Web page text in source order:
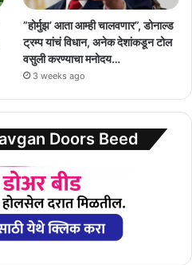
”होर्मुझ’ आता आम्ही चालवणार”, डोनाल्ड
ट्रम्प यांचं विधान, अनेक देशांकडून टोल
वसुली करण्याचा मनोदय…
3 weeks ago
Doors Beed